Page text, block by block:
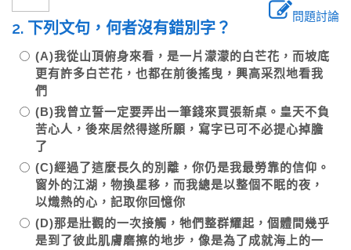
問題討論
2. 下列文句，何者沒有錯別字？
(A)我從山頂俯身來看，是一片濛濛的白芒花，而坡底
更有許多白芒花，也都在前後搖曳，興高采烈地看我
們
(B)我曾立誓一定要弄出一筆錢來買張新桌。皇天不負
苦心人，後來居然得遂所願，寫字已可不必提心掉膽
了
(C)經過了這麼長久的別離，你仍是我最勞靠的信仰。
窗外的江湖，物換星移，而我總是以整個不眠的夜，
以熾熱的心，記取你回憶你
(D)那是壯觀的一次接觸，牠們整群耀起，個體間幾乎
是到了彼此肌膚磨擦的地步，像是為了成就海上的一